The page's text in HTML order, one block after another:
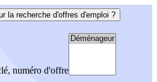
la recherche d'offres d'emploi ?
numéro d'offre